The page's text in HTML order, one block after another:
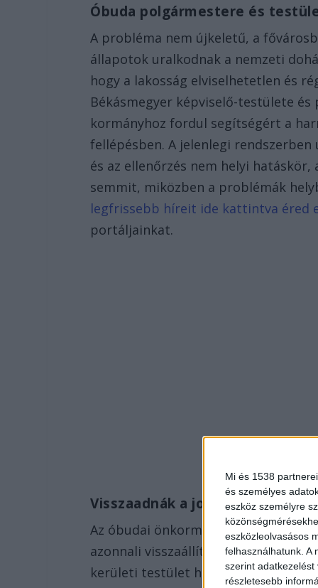
Mi és 1538
és személyes
eszköz személyre
eszközleolvasásos
felhasználhatunk. A
szerint
részletesebb
Óbuda polgármestere és
A probléma nem újkeletű, a
állapotok uralkodnak a nemzeti
hogy a lakosság elviselhetetlen és
Békásmegyer képviselő-testülete
kormányhoz fordul segítségért a
fellépésben. A jelenlegi
és az ellenőrzés nem helyi
semmit, miközben a problémák
legfrissebb híreit ide kattintva éred
portáljainkat.
Visszaadnák a jogot a
Az óbudai önkormányzat
azonnali visszaállítását, valamint a
kerületi testület határozottan